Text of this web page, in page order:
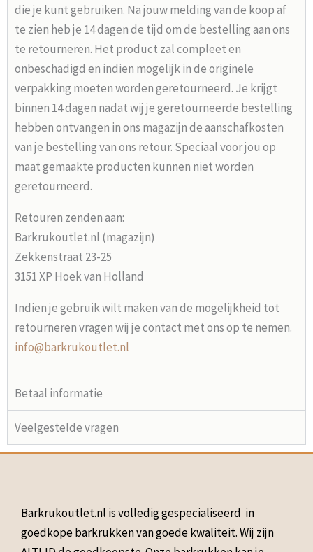
die je kunt gebruiken. Na jouw melding van de koop af
te zien heb je 14 dagen de tijd om de bestelling aan ons
te retourneren. Het product zal compleet en
onbeschadigd en indien mogelijk in de originele
verpakking moeten worden geretourneerd. Je krijgt
binnen 14 dagen nadat wij je geretourneerde bestelling
hebben ontvangen in ons magazijn de aanschafkosten
van je bestelling van ons retour. Speciaal voor jou op
maat gemaakte producten kunnen niet worden
geretourneerd.
Retouren zenden aan:
Barkrukoutlet.nl (magazijn)
Zekkenstraat 23-25
3151 XP Hoek van Holland
Indien je gebruik wilt maken van de mogelijkheid tot
retourneren vragen wij je contact met ons op te nemen.
info@barkrukoutlet.nl
Betaal informatie
Veelgestelde vragen
Barkrukoutlet.nl is volledig gespecialiseerd in
goedkope barkrukken van goede kwaliteit. Wij zijn